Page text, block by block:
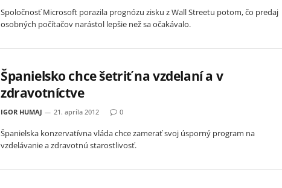
Spoločnosť Microsoft porazila prognózu zisku z Wall Streetu potom, čo predaj
osobných počítačov narástol lepšie než sa očakávalo.
Španielsko chce šetriť na vzdelaní a v
zdravotníctve
IGOR HUMAJ 21. apríla 2012 0
Španielska konzervatívna vláda chce zamerať svoj úsporný program na
vzdelávanie a zdravotnú starostlivosť.